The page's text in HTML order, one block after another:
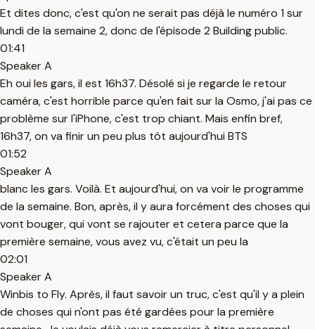
Et dites donc, c'est qu'on ne serait pas déjà le numéro 1 sur
lundi de la semaine 2, donc de l'épisode 2 Building public.
01:41
Speaker A
Eh oui les gars, il est 16h37. Désolé si je regarde le retour
caméra, c'est horrible parce qu'en fait sur la Osmo, j'ai pas ce
problème sur l'iPhone, c'est trop chiant. Mais enfin bref,
16h37, on va finir un peu plus tôt aujourd'hui BTS
01:52
Speaker A
blanc les gars. Voilà. Et aujourd'hui, on va voir le programme
de la semaine. Bon, après, il y aura forcément des choses qui
vont bouger, qui vont se rajouter et cetera parce que la
première semaine, vous avez vu, c'était un peu la
02:01
Speaker A
Winbis to Fly. Après, il faut savoir un truc, c'est qu'il y a plein
de choses qui n'ont pas été gardées pour la première